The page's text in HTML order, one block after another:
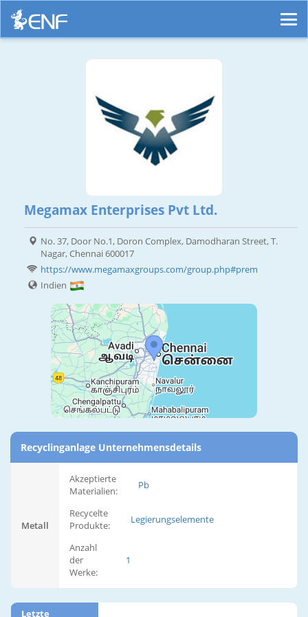
Megamax Enterprises Pvt Ltd.
No. 37, Door No.1, Doron Complex, Damodharan Street, T.
Nagar, Chennai 600017
https://www.megamaxgroups.com/group.php#prem
Indien
Recyclinganlage Unternehmensdetails
Metall
Akzeptierte
Materialien:
Pb
Recycelte
Produkte:
Legierungselemente
Anzahl
der
Werke:
1
Letzte